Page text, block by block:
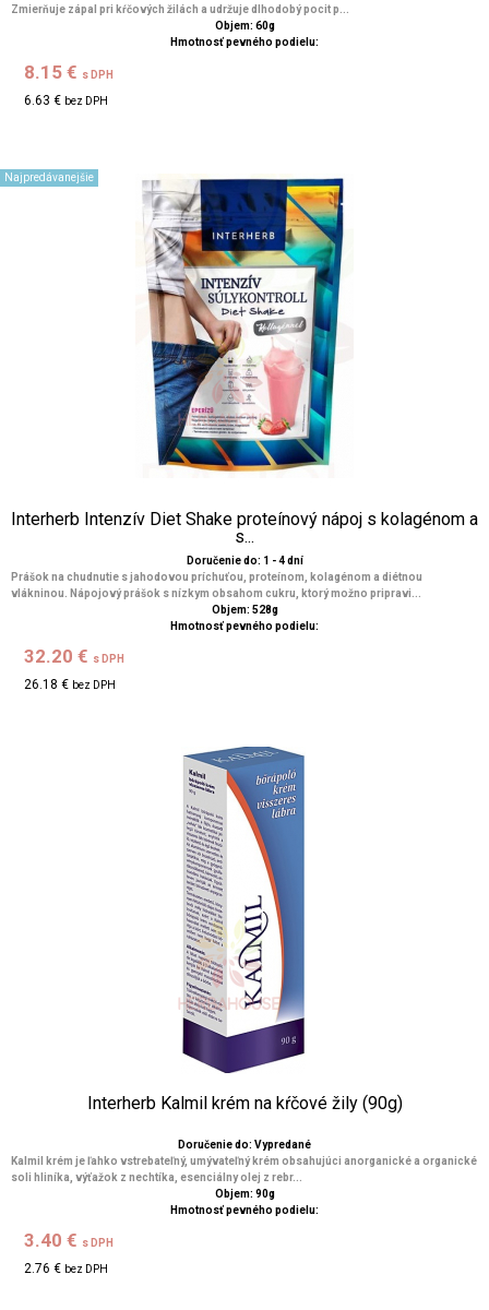
Zmierňuje zápal pri kŕčových žilách a udržuje dlhodobý pocit p...
Objem: 60g
Hmotnosť pevného podielu:
8.15 € s DPH
6.63 € bez DPH
Najpredávanejšie
Interherb Intenzív Diet Shake proteínový nápoj s kolagénom a
s...
Doručenie do: 1 - 4 dní
Prášok na chudnutie s jahodovou príchuťou, proteínom, kolagénom a diétnou
vlákninou. Nápojový prášok s nízkym obsahom cukru, ktorý možno pripravi...
Objem: 528g
Hmotnosť pevného podielu:
32.20 € s DPH
26.18 € bez DPH
Interherb Kalmil krém na kŕčové žily (90g)
Doručenie do: Vypredané
Kalmil krém je ľahko vstrebateľný, umývateľný krém obsahujúci anorganické a organické
soli hliníka, výťažok z nechtíka, esenciálny olej z rebr...
Objem: 90g
Hmotnosť pevného podielu:
3.40 € s DPH
2.76 € bez DPH